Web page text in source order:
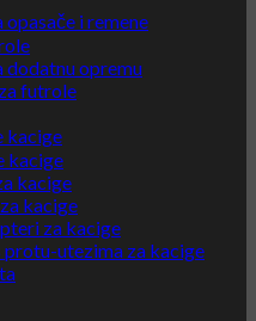
opasače i remene
dodatnu opremu
futrole
kacige
kacige
kacige
kacige
za kacige
protu-utezima za kacige